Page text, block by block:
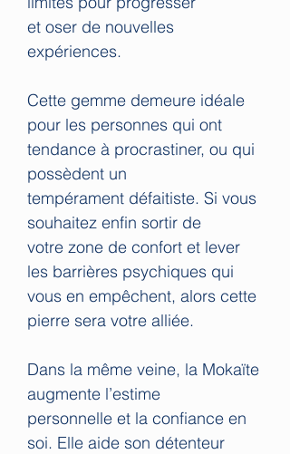
et oser de nouvelles
expériences.
Cette gemme demeure idéale
pour les personnes qui ont
tendance à procrastiner, ou qui
possèdent un
tempérament défaitiste. Si vous
souhaitez enfin sortir de
votre zone de confort et lever
les barrières psychiques qui
vous en empêchent, alors cette
pierre sera votre alliée.
Dans la même veine, la Mokaïte
augmente l’estime
personnelle et la confiance en
soi. Elle aide son détenteur